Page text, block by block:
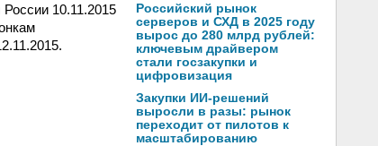
10.11.2015
Российский рынок
серверов и СХД в 2025 году
вырос до 280 млрд рублей:
ключевым драйвером
стали госзакупки и
цифровизация
Закупки ИИ-решений
выросли в разы: рынок
переходит от пилотов к
масштабированию